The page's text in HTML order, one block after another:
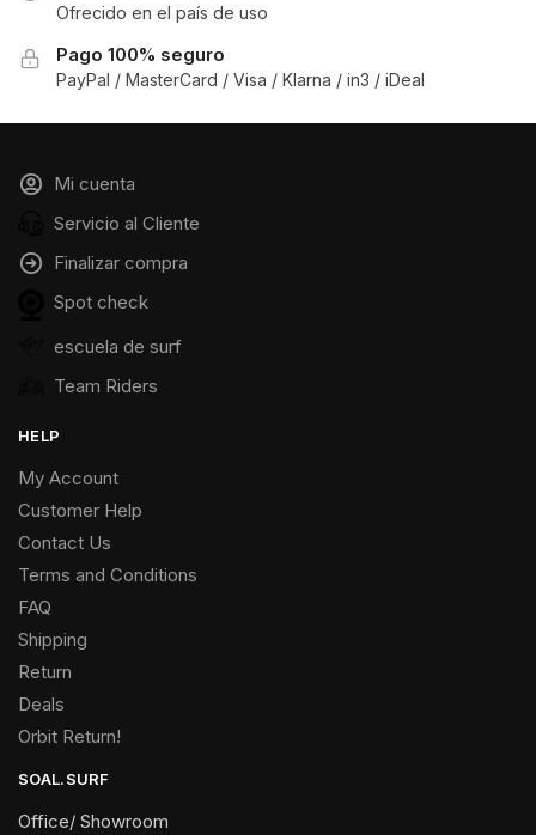
Ofrecido en el país de uso
Pago 100% seguro
PayPal / MasterCard / Visa / Klarna / in3 / iDeal
Mi cuenta
Servicio al Cliente
Finalizar compra
Spot check
escuela de surf
Team Riders
HELP
My Account
Customer Help
Contact Us
Terms and Conditions
FAQ
Shipping
Return
Deals
Orbit Return!
SOAL.SURF
Office/ Showroom